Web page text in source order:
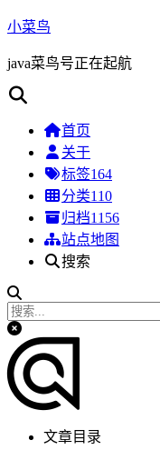
小菜鸟
java菜鸟号正在起航
首页
关于
标签164
分类110
归档1156
站点地图
搜索
文章目录